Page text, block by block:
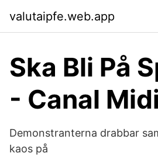
valutaipfe.web.app
Ska Bli På
- Canal Midi
Demonstranterna drabbar
kaos på